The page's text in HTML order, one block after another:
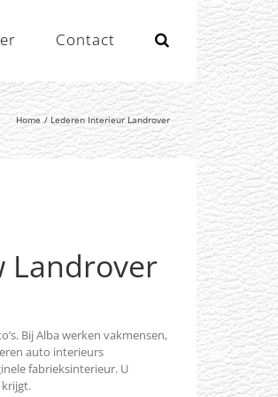
Contact
Home Lederen Interieur Landrover
Landrover
Bij Alba werken vakmensen,
auto interieurs
fabrieksinterieur. U